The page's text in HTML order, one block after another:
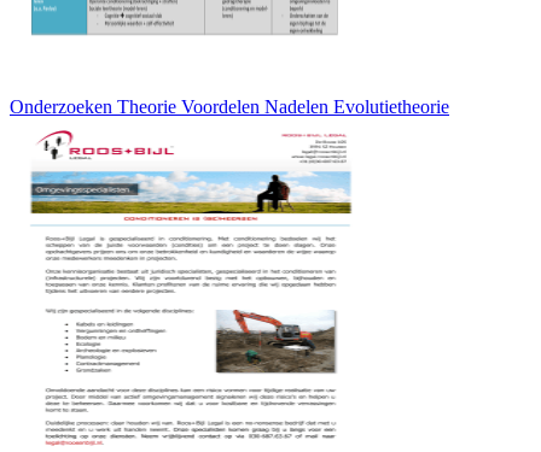
Onderzoeken Theorie Voordelen Nadelen Evolutietheorie